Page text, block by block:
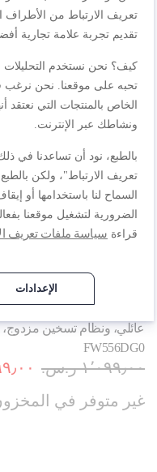
ALSO BOUGHT
١٧٩٫٠٠ ٤٩٩٫٠٠ ر.س.‏
أضف إلى سلة التسوق
إيزي
عائلي، ونظام تسخين مزدوج،
FW556DG0
١٬٠٩٩٫٠٠ ر.س.‏
غير متوفر في
تعريف الارتباط من الأطراف
تقديم تجربة علامة تجارية
كيف؟ نحن نستخدم التحليلات
تحبه على موقعنا. نحن
الخاص بالمنتجات التي نعتقد
ونشاطك عبر الإنترنت.
بالطبع، نود أن تساعدنا في
تعريف الارتباط"، ولكن
السماح لنا باستخدامها أو
الضرورية لتشغيل موقعنا
قراءة سياسة ملفات تعريف
الإعدادات